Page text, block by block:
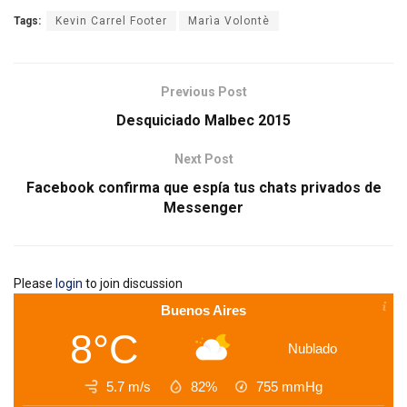
Tags: Kevin Carrel Footer Marìa Volontè
Previous Post
Desquiciado Malbec 2015
Next Post
Facebook confirma que espía tus chats privados de
Messenger
Please login to join discussion
Buenos Aires
8°C Nublado
5.7 m/s 82% 755 mmHg